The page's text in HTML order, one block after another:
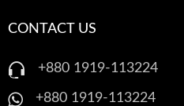
CONTACT US
+880 1919-113224
+880 1919-113224